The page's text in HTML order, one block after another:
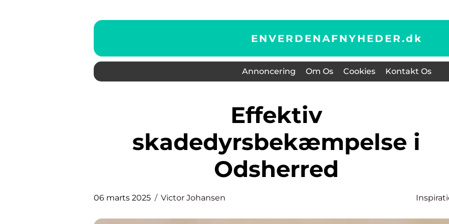
ENVERDENAFNYHEDER.dk
Annoncering Om Os Cookies Kontakt Os
Effektiv
skadedyrsbekæmpelse i
Odsherred
06 marts 2025 Victor Johansen